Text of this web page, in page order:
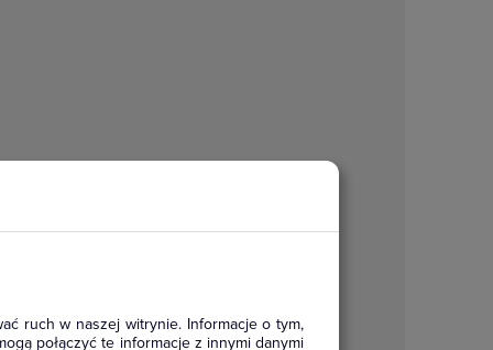
ruch w naszej witrynie. Informacje o tym,
połączyć te informacje z innymi danymi